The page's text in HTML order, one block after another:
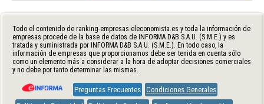
Todo el contenido de ranking-empresas.eleconomista.es y toda la información de
empresas procede de la base de datos de INFORMA D&B S.A.U. (S.M.E.) y es
tratada y suministrada por INFORMA D&B S.A.U. (S.M.E.). En todo caso, la
información de empresas que proporcionamos debe ser tenida en cuenta sólo
como un elemento más a considerar a la hora de adoptar decisiones comerciales
y no debe por tanto determinar las mismas.
Preguntas Frecuentes Condiciones Generales